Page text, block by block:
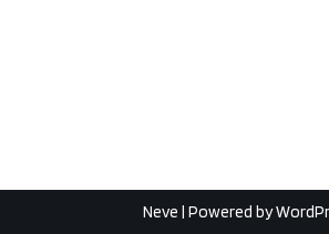
Neve | Powered by